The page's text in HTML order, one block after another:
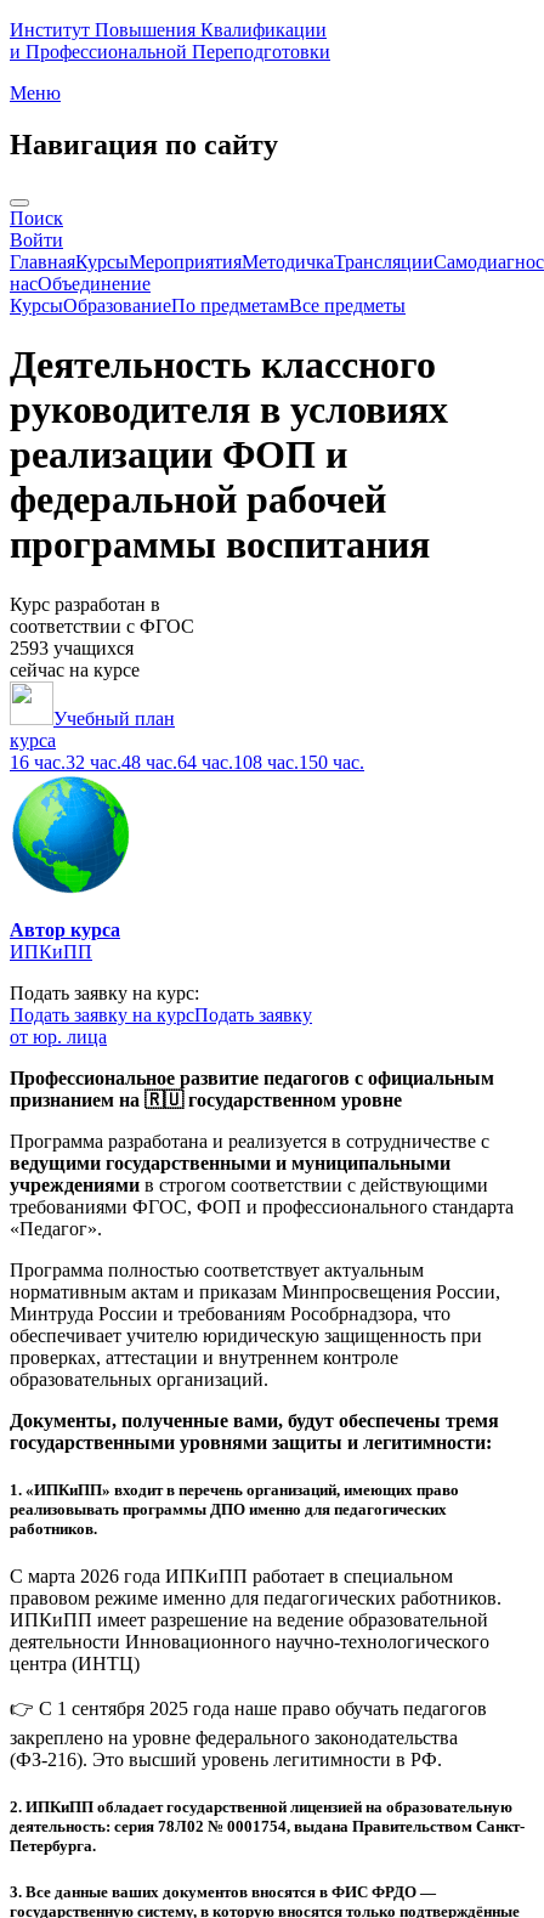
Институт Повышения Квалификации
и Профессиональной Переподготовки
Меню
Навигация по сайту
Поиск
Войти
ГлавнаяКурсыМероприятияМетодичкаТрансляции
насОбъединение
КурсыОбразованиеПо предметамВсе предметы
Деятельность классного
руководителя в условиях
реализации ФОП и
федеральной рабочей
программы воспитания
Курс разработан в
соответствии с ФГОС
2593 учащихся
сейчас на курсе
Учебный план
курса
16 час.32 час.48 час.64 час.108 час.150 час.
Автор курса
ИПКиПП
Подать заявку на курс:
Подать заявку на курсПодать заявку
от юр. лица
Профессиональное развитие педагогов с официальным
признанием на 🇷🇺 государственном уровне
Программа разработана и реализуется в сотрудничестве с
ведущими государственными и муниципальными
учреждениями в строгом соответствии с действующими
требованиями ФГОС, ФОП и профессионального стандарта
«Педагог».
Программа полностью соответствует актуальным
нормативным актам и приказам Минпросвещения России,
Минтруда России и требованиям Рособрнадзора, что
обеспечивает учителю юридическую защищенность при
проверках, аттестации и внутреннем контроле
образовательных организаций.
Документы, полученные вами, будут обеспечены тремя
государственными уровнями защиты и легитимности:
1. «ИПКиПП» входит в перечень организаций, имеющих право
реализовывать программы ДПО именно для педагогических
работников.
С марта 2026 года ИПКиПП работает в специальном
правовом режиме именно для педагогических работников.
ИПКиПП имеет разрешение на ведение образовательной
деятельности Инновационного научно-технологического
центра (ИНТЦ)
👉 С 1 сентября 2025 года наше право обучать педагогов
закреплено на уровне федерального законодательства
(ФЗ-216). Это высший уровень легитимности в РФ.
2. ИПКиПП обладает государственной лицензией на образовательную
деятельность: серия 78Л02 № 0001754, выдана Правительством Санкт-
Петербурга.
3. Все данные ваших документов вносятся в ФИС ФРДО —
государственную систему, в которую вносятся только подтверждённые